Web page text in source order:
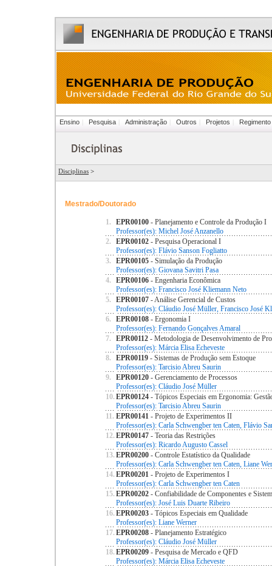
Ensino Pesquisa Administração Outros Projetos Regimento
Disciplinas >
Mestrado/Doutorado
1. EPR00100 - Planejamento e Controle da Produção I
Professor(es): Michel José Anzanello
2.
EPR00102 - Pesquisa Operacional I
Professor(es): Flávio Sanson Fogliatto
3.
EPR00105 - Simulação da Produção
Professor(es): Giovana Savitri Pasa
4.
EPR00106 - Engenharia Econômica
Professor(es): Francisco José Kliemann Neto
5.
EPR00107 - Análise Gerencial de Custos
Professor(es): Cláudio José Müller, Francisco José
6.
EPR00108 - Ergonomia I
Professor(es): Fernando Gonçalves Amaral
7.
EPR00112 - Metodologia de Desenvolvimento de
Professor(es): Márcia Elisa Echeveste
8.
EPR00119 - Sistemas de Produção sem Estoque
Professor(es): Tarcisio Abreu Saurin
9.
EPR00120 - Gerenciamento de Processos
Professor(es): Cláudio José Müller
10. EPR00124 - Tópicos Especiais em Ergonomia:
Professor(es): Tarcisio Abreu Saurin
11. EPR00141 - Projeto de Experimentos II
Professor(es): Carla Schwengber ten Caten, Flávio
12. EPR00147 - Teoria das Restrições
Professor(es): Ricardo Augusto Cassel
13. EPR00200 - Controle Estatístico da Qualidade
Professor(es): Carla Schwengber ten Caten, Liane
14. EPR00201 - Projeto de Experimentos I
Professor(es): Carla Schwengber ten Caten
15. EPR00202 - Confiabilidade de Componentes e
Professor(es): José Luis Duarte Ribeiro
16. EPR00203 - Tópicos Especiais em Qualidade
Professor(es): Liane Werner
17. EPR00208 - Planejamento Estratégico
Professor(es): Cláudio José Müller
18. EPR00209 - Pesquisa de Mercado e QFD
Professor(es): Márcia Elisa Echeveste